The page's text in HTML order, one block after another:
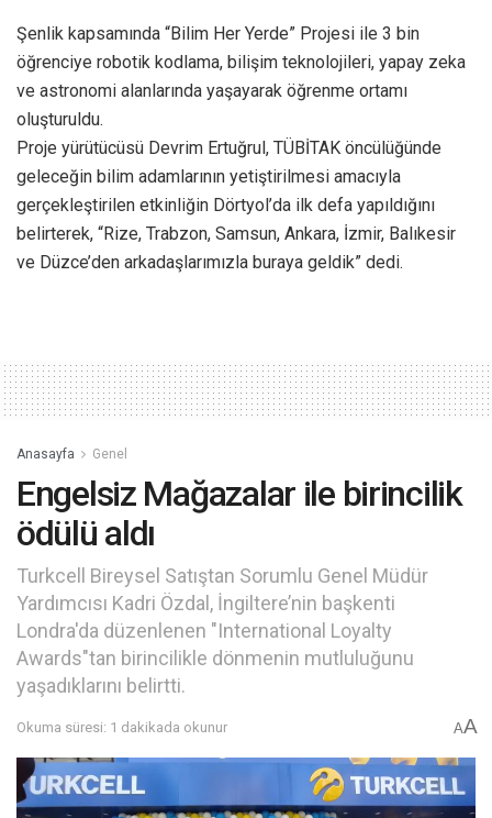
Şenlik kapsamında “Bilim Her Yerde” Projesi ile 3 bin
öğrenciye robotik kodlama, bilişim teknolojileri, yapay zeka
ve astronomi alanlarında yaşayarak öğrenme ortamı
oluşturuldu.
Proje yürütücüsü Devrim Ertuğrul, TÜBİTAK öncülüğünde
geleceğin bilim adamlarının yetiştirilmesi amacıyla
gerçekleştirilen etkinliğin Dörtyol’da ilk defa yapıldığını
belirterek, “Rize, Trabzon, Samsun, Ankara, İzmir, Balıkesir
ve Düzce’den arkadaşlarımızla buraya geldik” dedi.
Anasayfa Genel
Engelsiz Mağazalar ile birincilik
ödülü aldı
Turkcell Bireysel Satıştan Sorumlu Genel Müdür
Yardımcısı Kadri Özdal, İngiltere’nin başkenti
Londra'da düzenlenen "International Loyalty
Awards"tan birincilikle dönmenin mutluluğunu
yaşadıklarını belirtti.
Okuma süresi: 1 dakikada okunur AA